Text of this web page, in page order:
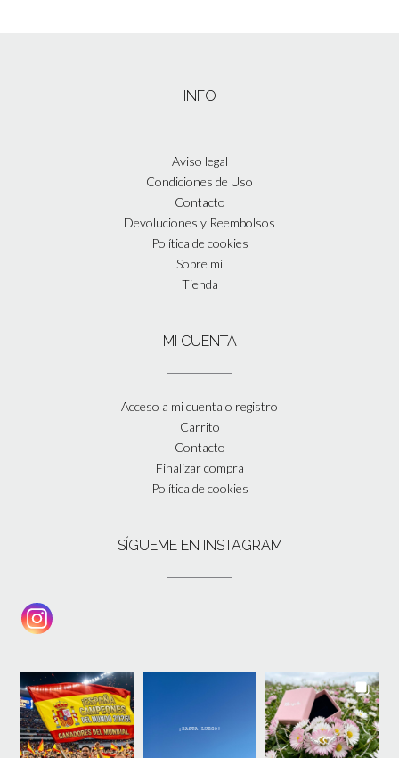
INFO
Aviso legal
Condiciones de Uso
Contacto
Devoluciones y Reembolsos
Política de cookies
Sobre mí
Tienda
MI CUENTA
Acceso a mi cuenta o registro
Carrito
Contacto
Finalizar compra
Política de cookies
SÍGUEME EN INSTAGRAM